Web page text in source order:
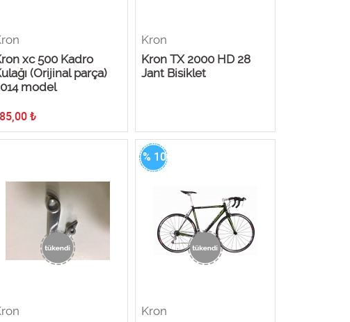
xc 500 Kadro
(Orijinal parça)
model
85,00 ₺
Kron
Kron TX 2000 HD 28
Jant Bisiklet
% 100
Kron